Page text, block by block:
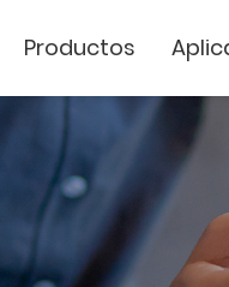
Productos
Cutter de vinilo